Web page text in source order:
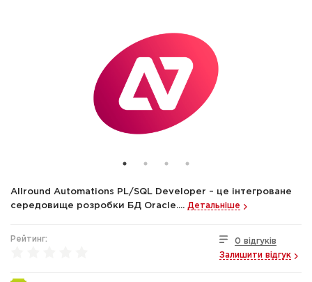
Allround Automations PL/SQL Developer – це інтегроване
середовище розробки БД Oracle.... Детальніше
Рейтинг:
0 відгуків
Залишити відгук